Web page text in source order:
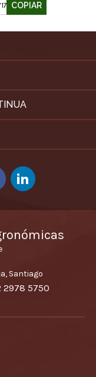
COPIAR
Santiago
2978 5750